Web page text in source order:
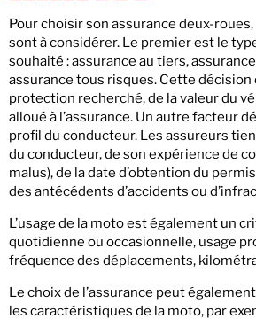
Pour choisir son assurance deux-
sont à considérer. Le premier est le
souhaité : assurance au tiers,
assurance tous risques. Cette décision
protection recherché, de la valeur du
alloué à l’assurance. Un autre facteur
profil du conducteur. Les assureurs
du conducteur, de son expérience de
malus), de la date d’obtention du
des antécédents d’accidents ou
L’usage de la moto est également un
quotidienne ou occasionnelle, usage
fréquence des déplacements,
Le choix de l’assurance peut
les caractéristiques de la moto, par